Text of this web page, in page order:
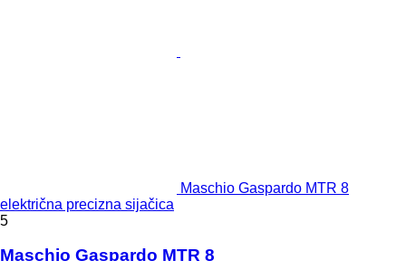
Maschio Gaspardo MTR 8
električna precizna sijačica
5
Maschio Gaspardo MTR 8